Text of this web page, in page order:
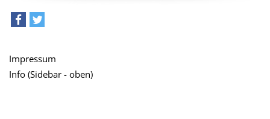
Impressum
Info (Sidebar - oben)